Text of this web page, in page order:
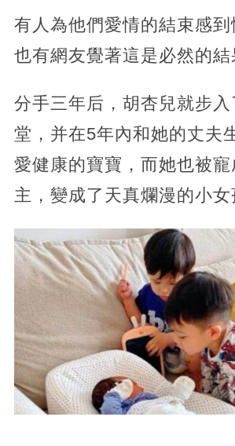
有人為他們愛情的結束感到
也有網友覺著這是必然的結
分手三年后，胡杏兒就步
堂，并在5年內和她的丈夫
愛健康的寶寶，而她也被寵
主，變成了天真爛漫的小女